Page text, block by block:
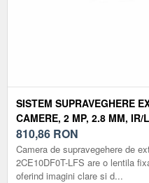
SISTEM SUPRAVEGHERE
CAMERE, 2 MP, 2.8 MM,
810,86 RON
Camera de supravegehere de
2CE10DF0T-LFS are o lentila
oferind imagini clare si d...